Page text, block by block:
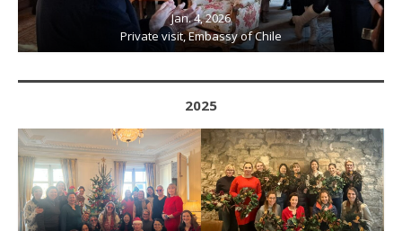
Jan. 4, 2026
Private visit, Embassy of Chile
2025